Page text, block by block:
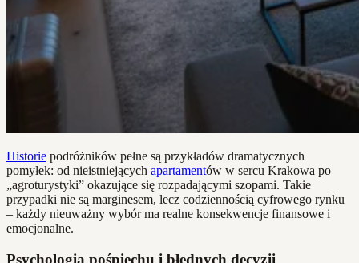
Historie podróżników pełne są przykładów dramatycznych
pomyłek: od nieistniejących apartamentów w sercu Krakowa po
„agroturystyki” okazujące się rozpadającymi szopami. Takie
przypadki nie są marginesem, lecz codziennością cyfrowego rynku
– każdy nieuważny wybór ma realne konsekwencje finansowe i
emocjonalne.
Psychologia pośpiechu i błędnych decyzji